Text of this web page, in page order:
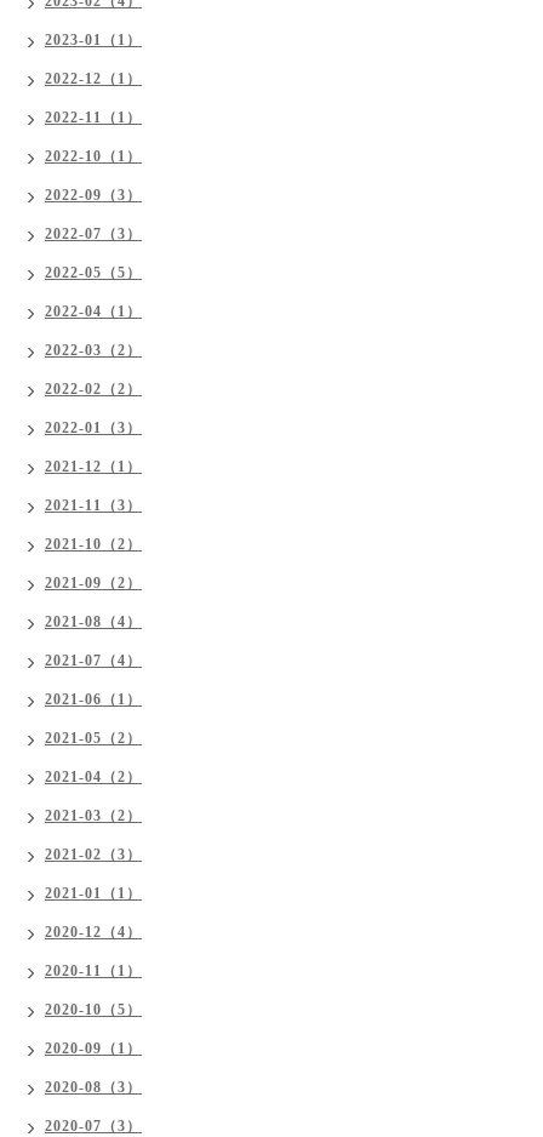
2023-01（1）
2022-12（1）
2022-11（1）
2022-10（1）
2022-09（3）
2022-07（3）
2022-05（5）
2022-04（1）
2022-03（2）
2022-02（2）
2022-01（3）
2021-12（1）
2021-11（3）
2021-10（2）
2021-09（2）
2021-08（4）
2021-07（4）
2021-06（1）
2021-05（2）
2021-04（2）
2021-03（2）
2021-02（3）
2021-01（1）
2020-12（4）
2020-11（1）
2020-10（5）
2020-09（1）
2020-08（3）
2020-07（3）